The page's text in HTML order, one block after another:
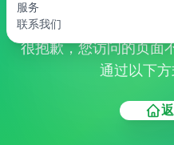
服务
联系我们
404 页
很抱歉，您访问的页面
通过以下方